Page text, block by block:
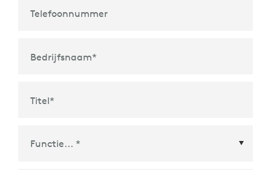
Telefoonnummer
Bedrijfsnaam*
Titel*